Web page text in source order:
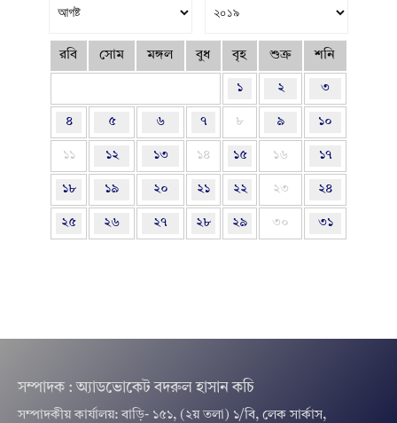
রবি সোম মঙ্গল বুধ বৃহ শুক্র শনি
১ ২ ৩
৪ ৫ ৬ ৭ ৮ ৯ ১০
১১ ১২ ১৩ ১৪ ১৫ ১৬ ১৭
১৮ ১৯ ২০ ২১ ২২ ২৩ ২৪
২৫ ২৬ ২৭ ২৮ ২৯ ৩০ ৩১
সম্পাদক : অ্যাডভোকেট বদরুল হাসান কচি
সম্পাদকীয় কার্যালয়: বাড়ি- ১৫১, (২য় তলা) ১/বি, লেক সার্কাস,